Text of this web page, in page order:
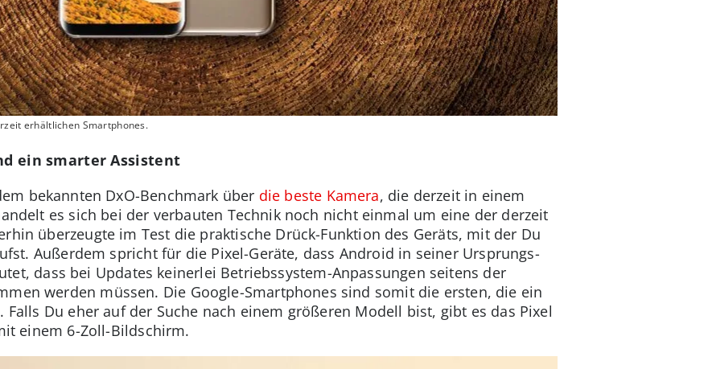
erhältlichen Smartphones.
ein smarter Assistent
bekannten DxO-Benchmark über die beste Kamera, die derzeit in einem
es sich bei der verbauten Technik noch nicht einmal um eine der derzeit
überzeugte im Test die praktische Drück-Funktion des Geräts, mit der Du
Außerdem spricht für die Pixel-Geräte, dass Android in seiner Ursprungs-
dass bei Updates keinerlei Betriebssystem-Anpassungen seitens der
werden müssen. Die Google-Smartphones sind somit die ersten, die ein
Du eher auf der Suche nach einem größeren Modell bist, gibt es das Pixel
einem 6-Zoll-Bildschirm.